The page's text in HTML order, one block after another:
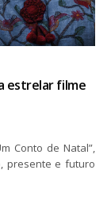
estrelar filme
Conto de Natal”,
presente e futuro